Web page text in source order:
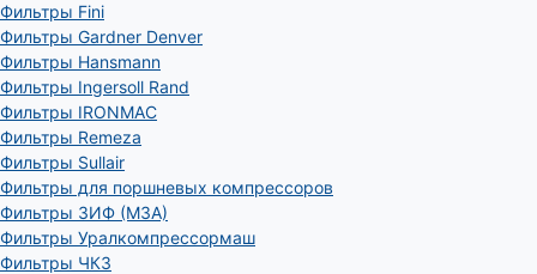
Фильтры Fini
Фильтры Gardner Denver
Фильтры Hansmann
Фильтры Ingersoll Rand
Фильтры IRONMAC
Фильтры Remeza
Фильтры Sullair
Фильтры для поршневых компрессоров
Фильтры ЗИФ (МЗА)
Фильтры Уралкомпрессормаш
Фильтры ЧКЗ